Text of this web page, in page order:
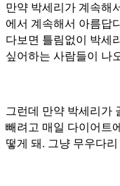
만약 박세리가 계속해
에서 계속해서 아름답
다보면 틀림없이 박세
싶어하는 사람들이 나
그런데 만약 박세리가
빼려고 매일 다이어트
떻게 돼. 그냥 무우다